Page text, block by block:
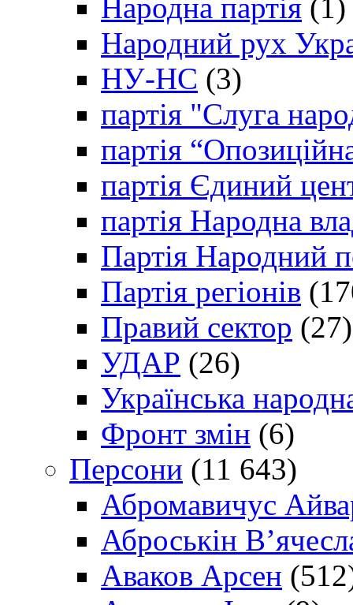
Народна партія (1)
Народний рух
НУ-НС (3)
партія "Слуга
партія
партія Єдиний
партія Народна
Партія Народний
Партія регіонів
Правий сектор (27)
УДАР (26)
Українська
Фронт змін (6)
Персони (11 643)
Абромавичус
Аброськін
Аваков Арсен